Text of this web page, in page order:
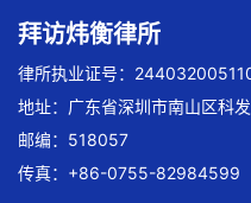
拜访炜衡律所
律所执业证号：
地址：广东省深圳市南山区科
邮编：518057
传真：+86-0755-82984599